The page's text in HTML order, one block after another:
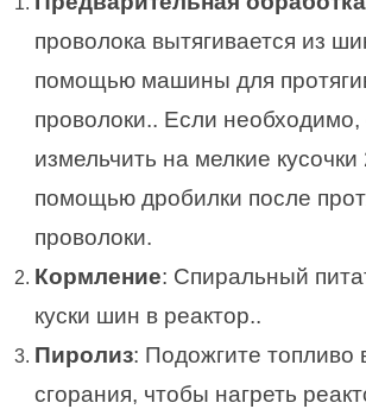
проволока вытягивается из
помощью машины для
проволоки.. Если необходимо,
измельчить на мелкие кусочки
помощью дробилки после
проволоки.
Кормление: Спиральный
куски шин в реактор..
Пиролиз: Подожгите топливо
сгорания, чтобы нагреть